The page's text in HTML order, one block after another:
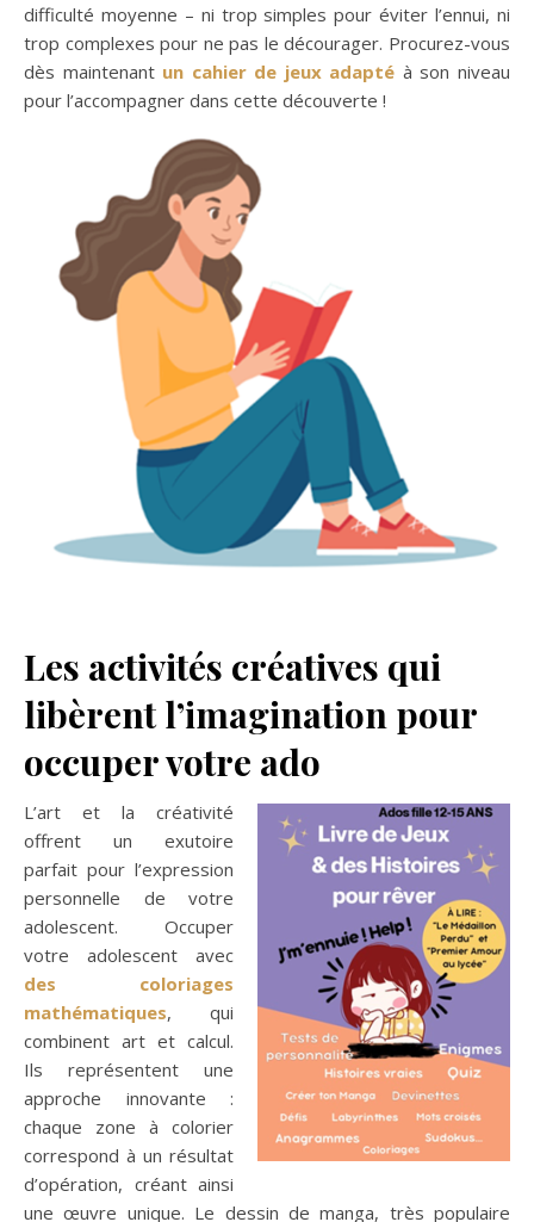
difficulté moyenne – ni trop simples pour éviter l’ennui, ni
trop complexes pour ne pas le décourager. Procurez-vous
dès maintenant un cahier de jeux adapté à son niveau
pour l’accompagner dans cette découverte !
Les activités créatives qui
libèrent l’imagination pour
occuper votre ado
L’art et la créativité
offrent un exutoire
parfait pour l’expression
personnelle de votre
adolescent. Occuper
votre adolescent avec
des coloriages
mathématiques, qui
combinent art et calcul.
Ils représentent une
approche innovante :
chaque zone à colorier
correspond à un résultat
d’opération, créant ainsi
une œuvre unique. Le dessin de manga, très populaire